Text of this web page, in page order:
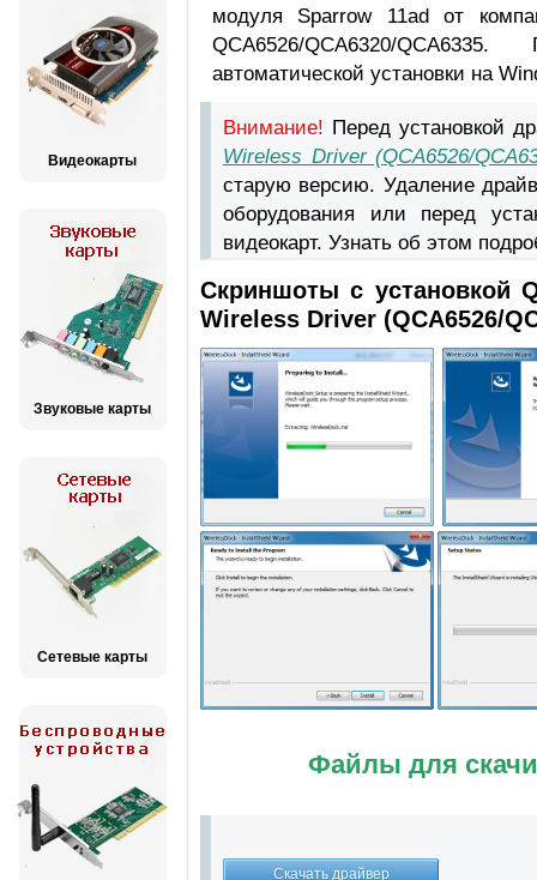
Видеокарты
Звуковые карты
Сетевые карты
модуля Sparrow 11ad от
QCA6526/QCA6320/
автоматической установки на
Внимание! Перед установкой
Wireless Driver (QCA6526/
старую версию. Удаление
оборудования или перед
видеокарт. Узнать об этом
Скриншоты с установкой
Wireless Driver (QCA6526/
Файлы для